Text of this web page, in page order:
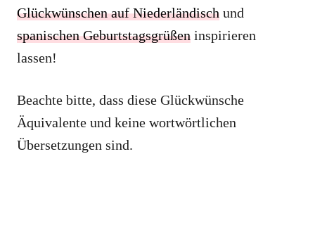
Glückwünschen auf Niederländisch und
spanischen Geburtstagsgrüßen inspirieren
lassen!
Beachte bitte, dass diese Glückwünsche
Äquivalente und keine wortwörtlichen
Übersetzungen sind.